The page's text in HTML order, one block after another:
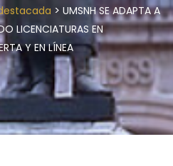
> UMSNH SE ADAPTA A
LICENCIATURAS EN
Y EN LÍNEA